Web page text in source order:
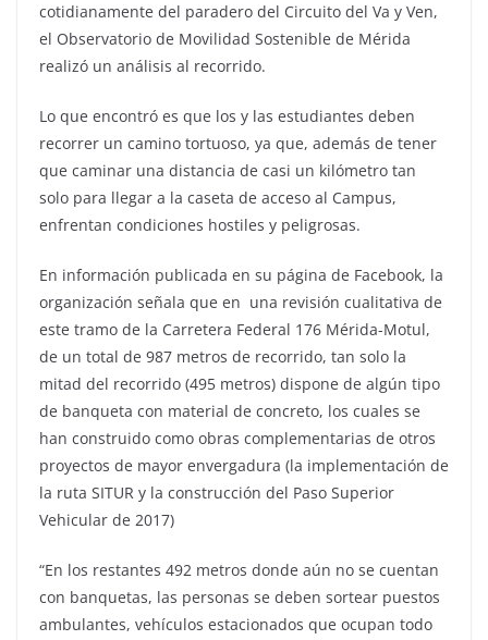
cotidianamente del paradero del Circuito del Va y Ven,
el Observatorio de Movilidad Sostenible de Mérida
realizó un análisis al recorrido.
Lo que encontró es que los y las estudiantes deben
recorrer un camino tortuoso, ya que, además de tener
que caminar una distancia de casi un kilómetro tan
solo para llegar a la caseta de acceso al Campus,
enfrentan condiciones hostiles y peligrosas.
En información publicada en su página de Facebook, la
organización señala que en una revisión cualitativa de
este tramo de la Carretera Federal 176 Mérida-Motul,
de un total de 987 metros de recorrido, tan solo la
mitad del recorrido (495 metros) dispone de algún tipo
de banqueta con material de concreto, los cuales se
han construido como obras complementarias de otros
proyectos de mayor envergadura (la implementación de
la ruta SITUR y la construcción del Paso Superior
Vehicular de 2017)
“En los restantes 492 metros donde aún no se cuentan
con banquetas, las personas se deben sortear puestos
ambulantes, vehículos estacionados que ocupan todo